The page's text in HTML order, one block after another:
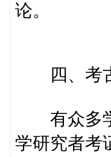
论。
四、考古
有众多学
学研究者考